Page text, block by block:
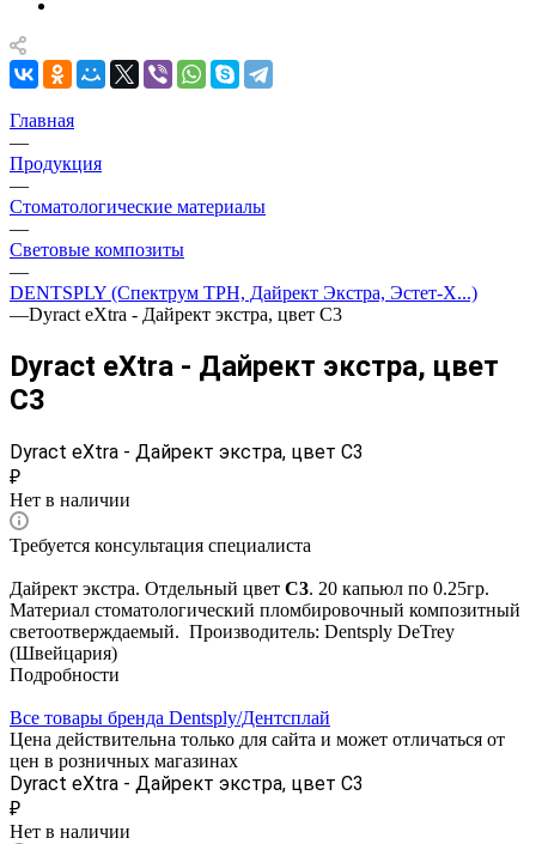
Главная
—
Продукция
—
Стоматологические материалы
—
Световые композиты
—
DENTSPLY (Спектрум TPH, Дайрект Экстра, Эстет-Х...)
—Dyract eXtra - Дайрект экстра, цвет С3
Dyract eXtra - Дайрект экстра, цвет
С3
Dyract eXtra - Дайрект экстра, цвет С3
₽
Нет в наличии
Требуется консультация специалиста
Дайрект экстра. Отдельный цвет С3. 20 капьюл по 0.25гр.
Материал стоматологический пломбировочный композитный
светоотверждаемый. Производитель: Dentsply DeTrey
(Швейцария)
Подробности
Все товары бренда Dentsply/Дентcплай
Цена действительна только для сайта и может отличаться от
цен в розничных магазинах
Dyract eXtra - Дайрект экстра, цвет С3
₽
Нет в наличии